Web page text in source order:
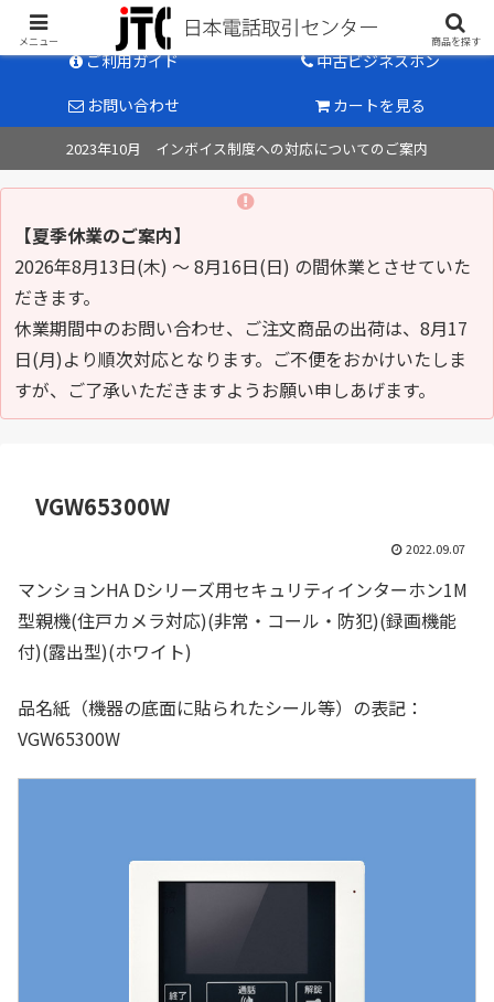
中古ビジネスホン販売のパイオニア
ご利用ガイド
中古ビジネスホン
お問い合わせ
カートを見る
2023年10月 インボイス制度への対応についてのご案内
【夏季休業のご案内】
2026年8月13日(木) ～ 8月16日(日) の間休業とさせていた
だきます。
休業期間中のお問い合わせ、ご注文商品の出荷は、8月17
日(月)より順次対応となります。ご不便をおかけいたしま
すが、ご了承いただきますようお願い申しあげます。
VGW65300W
2022.09.07
マンションHA Dシリーズ用セキュリティインターホン1M
型親機(住戸カメラ対応)(非常・コール・防犯)(録画機能
付)(露出型)(ホワイト)
品名紙（機器の底面に貼られたシール等）の表記：
VGW65300W
メニュー 商品を探す